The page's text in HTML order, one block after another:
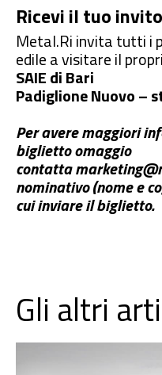
Ricevi il tuo
Metal.Ri invita tutti i
edile a visitare il
SAIE di Bari
Padiglione Nuovo –
Per avere maggiori
biglietto omaggio
contatta
nominativo (nome e
cui inviare il biglietto.
Gli altri